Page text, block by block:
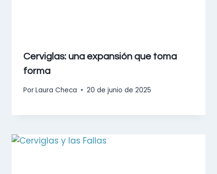
Cerviglas: una expansión que toma
forma
PorLaura Checa 20 de junio de 2025